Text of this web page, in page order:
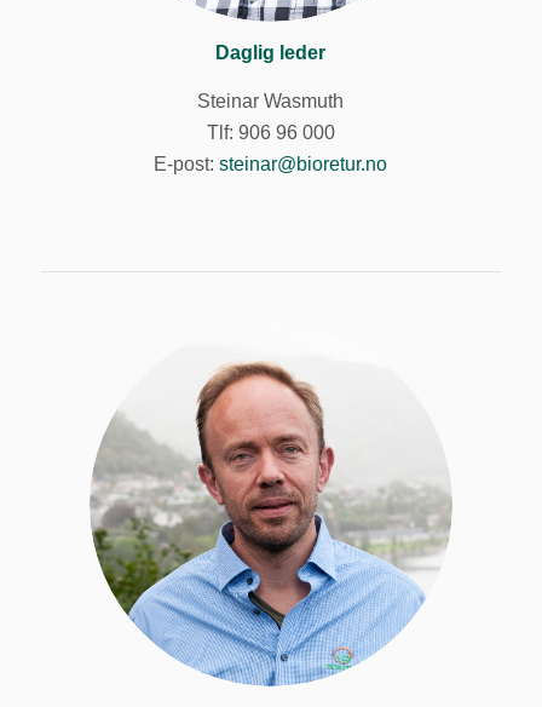
Daglig leder
Steinar Wasmuth
Tlf: 906 96 000
E-post:steinar@bioretur.no